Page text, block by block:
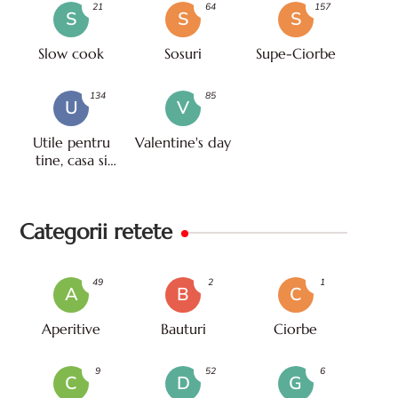
S
Slow cook
21
S
Sosuri
64
S
Supe-Ciorbe
157
U
Utile pentru
tine, casa si
134
V
Valentine's day
85
Categorii retete
A
Aperitive
49
B
Bauturi
2
C
Ciorbe
1
C
9
D
52
G
6